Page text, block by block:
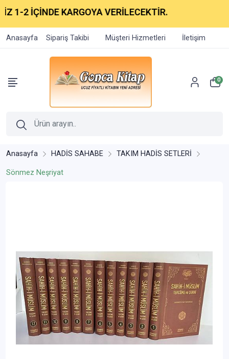
İÇİNDE KARGOYA VERİLECEKTİR.
Anasayfa Sipariş Takibi Müşteri Hizmetleri İletişim
0
Anasayfa HADİS SAHABE TAKIM HADİS SETLERİ
Sönmez Neşriyat